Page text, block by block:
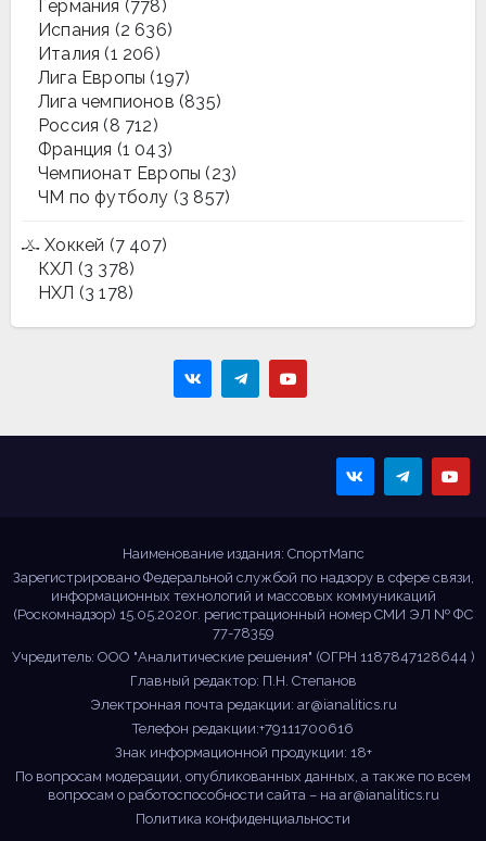
Германия (778)
Испания (2 636)
Италия (1 206)
Лига Европы (197)
Лига чемпионов (835)
Россия (8 712)
Франция (1 043)
Чемпионат Европы (23)
ЧМ по футболу (3 857)
Хоккей (7 407)
КХЛ (3 378)
НХЛ (3 178)
Наименование издания: СпортМапс
Зарегистрировано Федеральной службой по надзору в сфере связи,
информационных технологий и массовых коммуникаций
(Роскомнадзор) 15.05.2020г. регистрационный номер СМИ ЭЛ № ФС
77-78359
Учредитель: ООО "Аналитические решения" (ОГРН 1187847128644 )
Главный редактор: П.Н. Степанов
Электронная почта редакции: ar@ianalitics.ru
Телефон редакции:+79111700616
Знак информационной продукции: 18+
По вопросам модерации, опубликованных данных, а также по всем
вопросам о работоспособности сайта – на ar@ianalitics.ru
Политика конфиденциальности